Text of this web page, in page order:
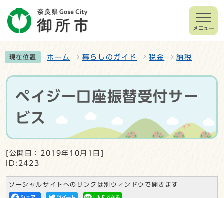
メニュー
現在位置 ホーム 暮らしのガイド 税金 納税
ペイジー口座振替受付サー
ビス
[公開日：2019年10月1日]
ID:2423
ソーシャルサイトへのリンクは別ウィンドウで開きます